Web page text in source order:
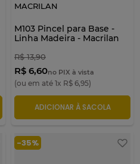
MACRILAN
M103 Pincel para Base -
Linha Madeira - Macrilan
R$ 13,90
R$ 6,60no PIX à vista
(ou em até 1x R$ 6,95)
ADICIONAR À SACOLA
-35%